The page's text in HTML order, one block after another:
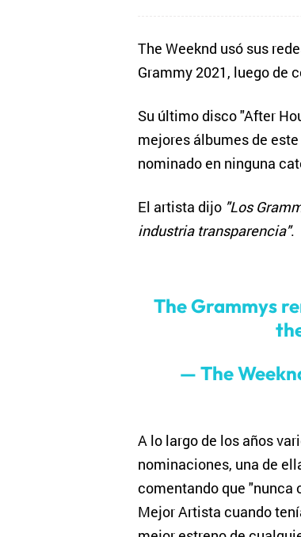
The Weeknd usó sus
Grammy 2021, luego de
Su último disco "After
mejores álbumes de
nominado en ninguna
El artista dijo "Los
industria transparencia".
The Grammys
— The
A lo largo de los años
nominaciones, una de
comentando que "nunca
Mejor Artista cuando